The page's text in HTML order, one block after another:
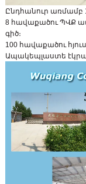
Ընդհանուր
8 հավաքածու ՊՎՔ
գիծ։
100 հավաքածու
Ապակեպլաստե